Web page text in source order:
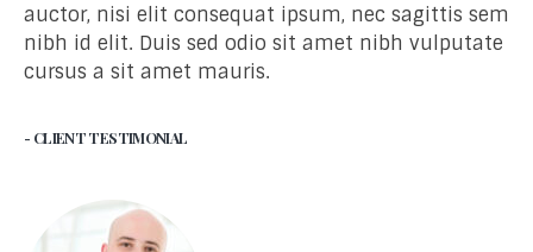
auctor, nisi elit consequat ipsum, nec sagittis sem
nibh id elit. Duis sed odio sit amet nibh vulputate
cursus a sit amet mauris.
- CLIENT TESTIMONIAL